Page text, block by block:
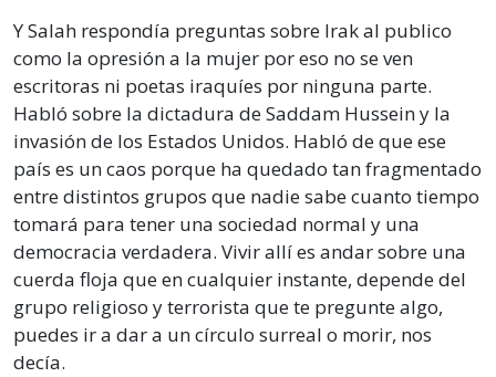
Y Salah respondía preguntas sobre Irak al publico
como la opresión a la mujer por eso no se ven
escritoras ni poetas iraquíes por ninguna parte.
Habló sobre la dictadura de Saddam Hussein y la
invasión de los Estados Unidos. Habló de que ese
país es un caos porque ha quedado tan fragmentado
entre distintos grupos que nadie sabe cuanto tiempo
tomará para tener una sociedad normal y una
democracia verdadera. Vivir allí es andar sobre una
cuerda floja que en cualquier instante, depende del
grupo religioso y terrorista que te pregunte algo,
puedes ir a dar a un círculo surreal o morir, nos
decía.